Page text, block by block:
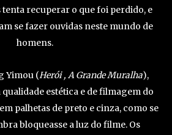
tenta recuperar o que foi perdido, e
se fazer ouvidas neste mundo de
homens.
Yimou (Herói , A Grande Muralha),
estética e de filmagem do
palhetas de preto e cinza, como se
bloqueasse a luz do filme. Os